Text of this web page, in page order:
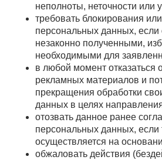
неполноты, неточности или
требовать блокирования
персональных данных, если
незаконно полученными,
необходимыми для
в любой момент отказаться
рекламных материалов и
прекращения обработки
данных в целях
отозвать данное ранее
персональных данных, если
осуществляется на
обжаловать действия